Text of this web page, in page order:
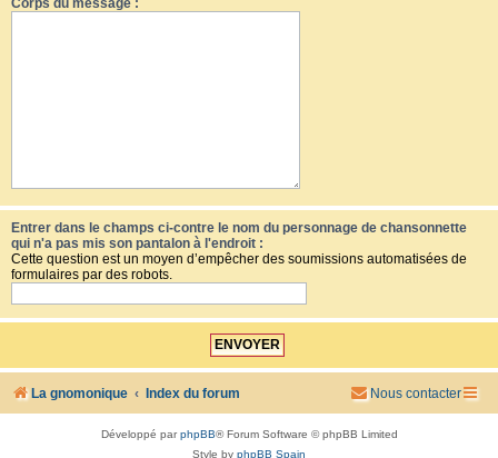
Corps du message :
Entrer dans le champs ci-contre le nom du personnage de chansonnette
qui n'a pas mis son pantalon à l'endroit :
Cette question est un moyen d’empêcher des soumissions automatisées de
formulaires par des robots.
La gnomonique Index du forum Nous contacter
Développé parphpBB® Forum Software © phpBB Limited
Style by phpBB Spain